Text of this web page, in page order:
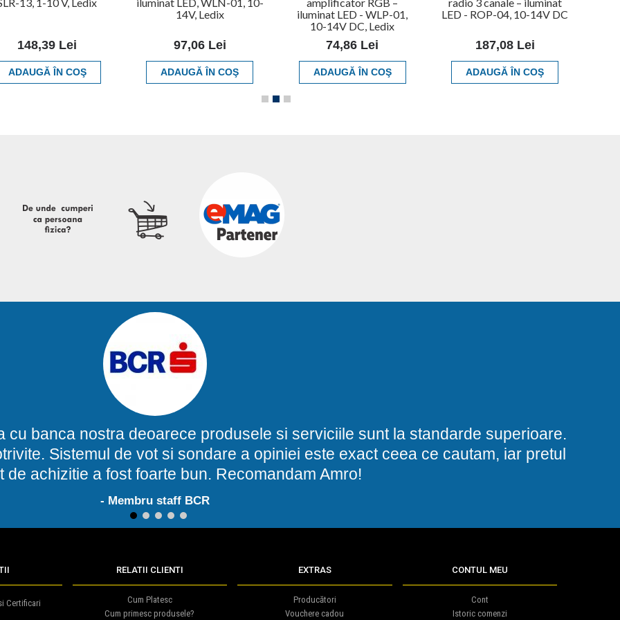
148,39 Lei
ADAUGĂ ÎN COŞ
14V, Ledix
97,06 Lei
ADAUGĂ ÎN COŞ
iluminat LED - WLP-01,
10-14V DC, Ledix
74,86 Lei
ADAUGĂ ÎN COŞ
LED - ROP-04, 10-14V DC
187,08 Lei
ADAUGĂ ÎN COŞ
cu banca nostra deoarece produsele si serviciile sunt la standarde superioare.
Sistemul de vot si sondare a opiniei este exact ceea ce cautam, iar pretul
de achizitie a fost foarte bun. Recomandam Amro!
- Membru staff BCR
1 2 3 4 5
Certificari
RELATII CLIENTI
Cum Platesc
Cum primesc produsele?
EXTRAS
Producători
Vouchere cadou
CONTUL MEU
Cont
Istoric comenzi